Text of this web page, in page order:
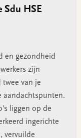
Sdu HSE
en gezondheid
zijn
van je
aandachtspunten.
liggen op de
ingerichte
vervuilde